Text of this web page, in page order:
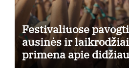
Festivaliuose
ausinės ir
primena apie
finansines rizikas